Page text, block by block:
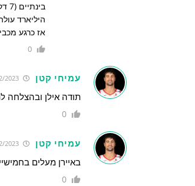
בינתיים (7 דק' מפתיחת המשחק) בראון לא ירד מהפרקט.
היליארד
אז כרגע
0
עמיחי קטן
תודה אילן ובהצלחה
0
עמיחי קטן
באיירן מעלים בחמישייה 2 שחקנים שהיו יחד עם אבדיה
0